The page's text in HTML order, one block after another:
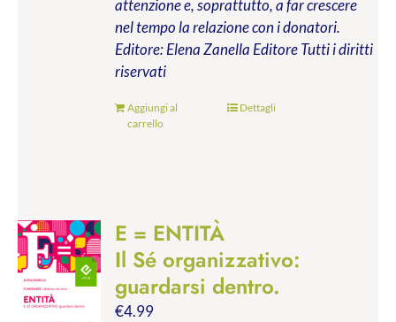
attenzione e, soprattutto, a far crescere
nel tempo la relazione con i donatori.
Editore: Elena Zanella EditoreTutti i diritti
riservati
Aggiungi al
carrello
Dettagli
E = ENTITÀ
Il Sé organizzativo:
guardarsi dentro.
€4.99